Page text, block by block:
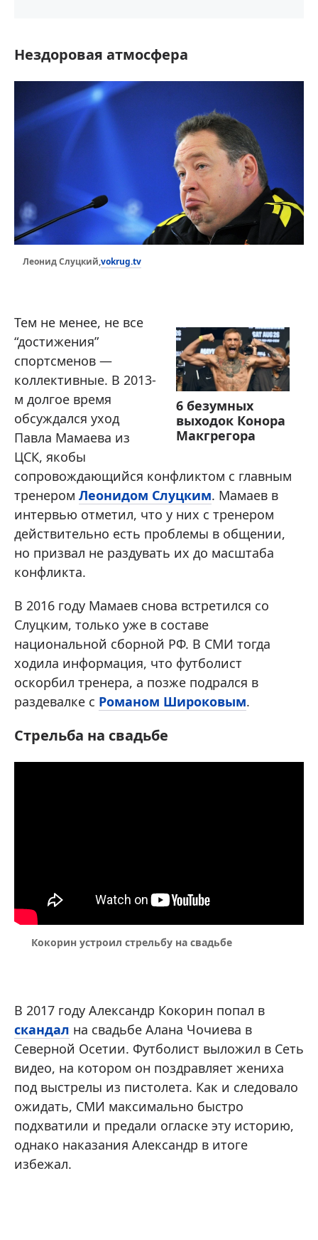
Нездоровая атмосфера
Леонид Слуцкий,vokrug.tv
6 безумных
выходок Конора
Макгрегора
Тем не менее, не все
“достижения”
спортсменов —
коллективные. В 2013-
м долгое время
обсуждался уход
Павла Мамаева из
ЦСК, якобы
сопровождающийся конфликтом с главным
тренером Леонидом Слуцким. Мамаев в
интервью отметил, что у них с тренером
действительно есть проблемы в общении,
но призвал не раздувать их до масштаба
конфликта.
В 2016 году Мамаев снова встретился со
Слуцким, только уже в составе
национальной сборной РФ. В СМИ тогда
ходила информация, что футболист
оскорбил тренера, а позже подрался в
раздевалке с Романом Широковым.
Стрельба на свадьбе
Кокорин устроил стрельбу на свадьбе
В 2017 году Александр Кокорин попал в
скандал на свадьбе Алана Чочиева в
Северной Осетии. Футболист выложил в Сеть
видео, на котором он поздравляет жениха
под выстрелы из пистолета. Как и следовало
ожидать, СМИ максимально быстро
подхватили и предали огласке эту историю,
однако наказания Александр в итоге
избежал.